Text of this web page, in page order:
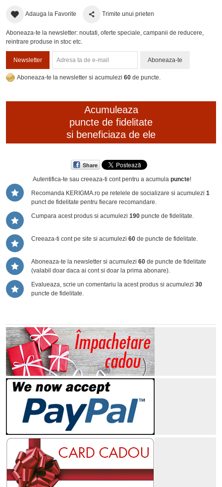
Adauga la Favorite Trimite unui prieten
Aboneaza-te la newsletter: noutati, oferte speciale, campanii de reducere,
reintrare produse in stoc etc.
Newsletter Aboneaza-te
Aboneaza-te la newsletter si acumulezi 60 de puncte.
Acumuleaza
puncte de fidelitate
si beneficiaza de ele
Share
Autentifica-te sau creeaza-ti contpentru a acumula puncte!
Recomanda KERIGMA.ro pe retelele de socializare si acumulezi 1
punct de fidelitate pentru fiecare recomandare.
Cumpara acest produs si acumulezi 190 puncte de fidelitate.
Creeaza-ti cont pe site si acumulezi 60 de puncte de fidelitate.
Aboneaza-te la newsletter si acumulezi 60 de puncte de fidelitate
(valabil doar daca ai cont si doar la prima abonare).
Evalueaza, scrie un comentariu la acest produs si acumulezi 30
puncte de fidelitate.